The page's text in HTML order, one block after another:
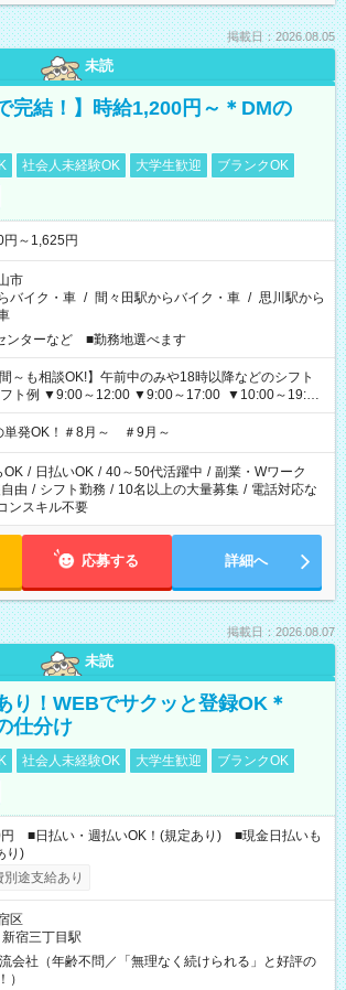
掲載日：2026.08.05
未読
完結！】時給1,200円～＊DMの
社会人未経験OK 大学生歓迎
ブランクOK
～1,625円
市
バイク・車 / 間々田駅からバイク・車 / 思川駅から
ンターなど ■勤務地選べます
間～も相談OK!】午前中のみや18時以降などのシフト
フト例 ▼9:00～12:00 ▼9:00～17:00 ▼10:00～19:00
単発OK！＃8月～ ＃9月～
OK / 日払いOK / 40～50代活躍中 / 副業・Wワーク
由 / シフト勤務 / 10名以上の大量募集 / 電話対応な
ンスキル不要
応募する 詳細へ
掲載日：2026.08.07
未読
り！WEBでサクッと登録OK＊
仕分け
社会人未経験OK 大学生歓迎
ブランクOK
■日払い・週払いOK！(規定あり) ■現金日払いも
り)
別途支給あり
区
新宿三丁目駅
会社（年齢不問／「無理なく続けられる」と好評の
）